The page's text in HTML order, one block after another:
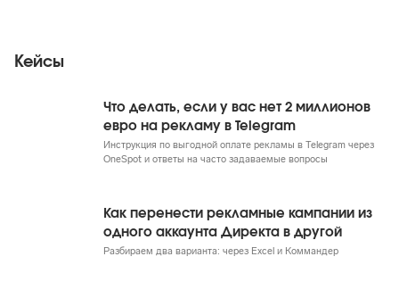
Кейсы
Что делать, если у вас нет 2 миллионов
евро на рекламу в Telegram
Инструкция по выгодной оплате рекламы в Telegram через
OneSpot и ответы на часто задаваемые вопросы
Как перенести рекламные кампании из
одного аккаунта Директа в другой
Разбираем два варианта: через Excel и Коммандер